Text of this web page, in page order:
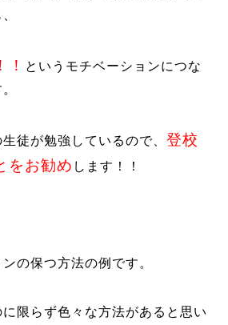
というモチベーションにつな
徒が勉強しているので、 登校
をお勧め します！！
の保つ方法の例です。
限らず色々な方法があると思い